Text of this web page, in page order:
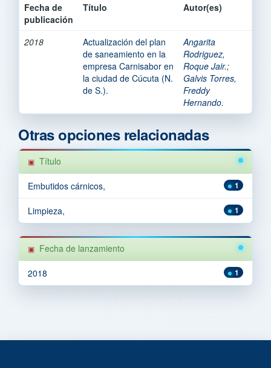
Fecha de
publicación
Título Autor(es)
2018
Actualización del plan
de saneamiento en la
empresa Carnisabor en
la ciudad de Cúcuta (N.
de S.).
Angarita
Rodriguez,
Roque Jair.;
Galvis Torres,
Freddy
Hernando.
Otras opciones relacionadas
Título
1
Embutidos cárnicos,
1
Limpieza,
Fecha de lanzamiento
1
2018